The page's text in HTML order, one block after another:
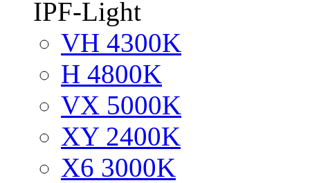
IPF-Light
VH 4300K
H 4800K
VX 5000K
XY 2400K
X6 3000K